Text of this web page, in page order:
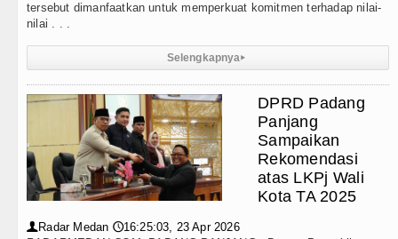
tersebut dimanfaatkan untuk memperkuat komitmen terhadap nilai-
nilai . . .
Selengkapnya▸
DPRD Padang
Panjang
Sampaikan
Rekomendasi
atas LKPj Wali
Kota TA 2025
👤 Radar Medan 🕔16:25:03, 23 Apr 2026